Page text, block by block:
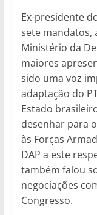
Ex-presidente
sete mandatos,
Ministério da
maiores
sido uma voz
adaptação do
Estado
desenhar para
às Forças
DAP a este
também falou
negociações
Congresso.